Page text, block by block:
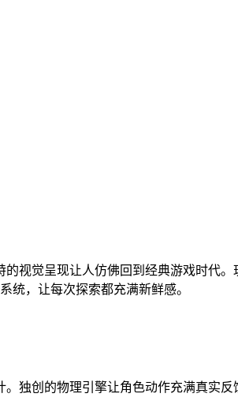
视觉呈现让人仿佛回到经典游戏时代
统，让每次探索都充满新鲜感。
独创的物理引擎让角色动作充满真实